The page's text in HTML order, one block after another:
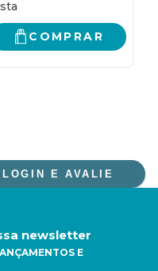
COMPRAR
LOGIN E AVALIE
newsletter
E